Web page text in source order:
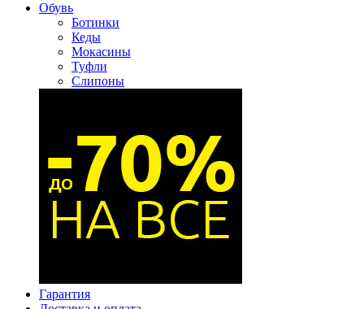
Обувь
Ботинки
Кеды
Мокасины
Туфли
Слипоны
Гарантия